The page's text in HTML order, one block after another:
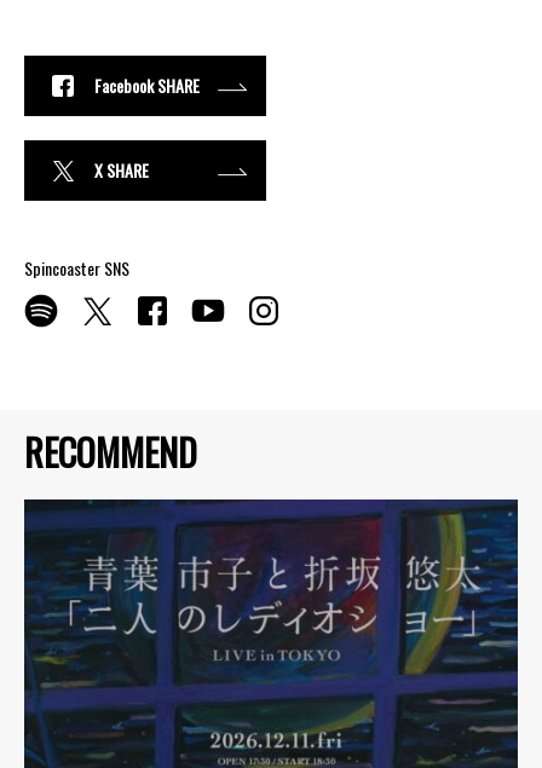
RECOMMEND
Facebook SHARE
X SHARE
Spincoaster SNS